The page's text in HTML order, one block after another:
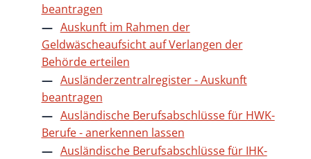
beantragen
Auskunft im Rahmen der
Geldwäscheaufsicht auf Verlangen der
Behörde erteilen
Ausländerzentralregister - Auskunft
beantragen
Ausländische Berufsabschlüsse für HWK-
Berufe - anerkennen lassen
Ausländische Berufsabschlüsse für IHK-